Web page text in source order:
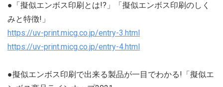
●「擬似エンボス印刷とは!?」「擬似エンボス印刷のしく
みと特徴!」
https://uv-print.micg.co.jp/entry-3.html
https://uv-print.micg.co.jp/entry-4.html
●擬似エンボス印刷で出来る製品が一目でわかる!「擬似エ